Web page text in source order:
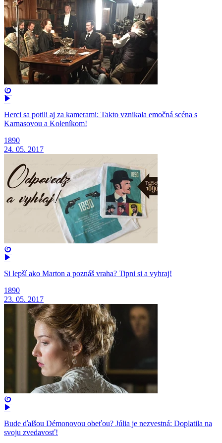
Herci sa potili aj za kamerami: Takto vznikala emočná scéna s
Karnasovou a Koleníkom!
1890
24. 05. 2017
Si lepší ako Marton a poznáš vraha? Tipni si a vyhraj!
1890
23. 05. 2017
Bude ďalšou Démonovou obeťou? Júlia je nezvestná: Doplatila na
svoju zvedavosť!